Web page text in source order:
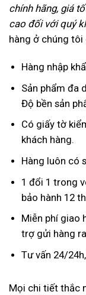
chính hãng, giá
cao đối với quý
hàng ở chúng
Hàng nhập
Sản phẩm đa
Độ bền sản
Có giấy tờ
khách hàng.
Hàng luôn có
1 đổi 1 trong
bảo hành 12
Miễn phí giao
trợ gửi hàng
Tư vấn 24/
Mọi chi tiết thắc